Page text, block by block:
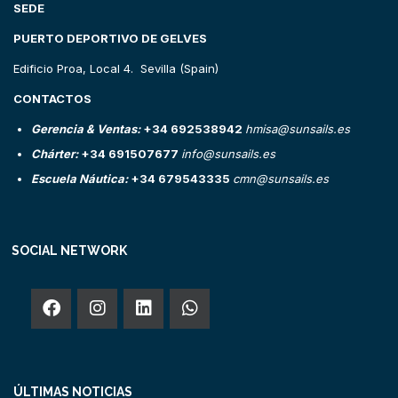
SEDE
PUERTO DEPORTIVO DE GELVES
Edificio Proa, Local 4. Sevilla (Spain)
CONTACTOS
Gerencia & Ventas:+34 692538942 hmisa@sunsails.es
Chárter:+34 691507677 info@sunsails.es
Escuela Náutica:+34 679543335 cmn@sunsails.es
SOCIAL NETWORK
ÚLTIMAS NOTICIAS